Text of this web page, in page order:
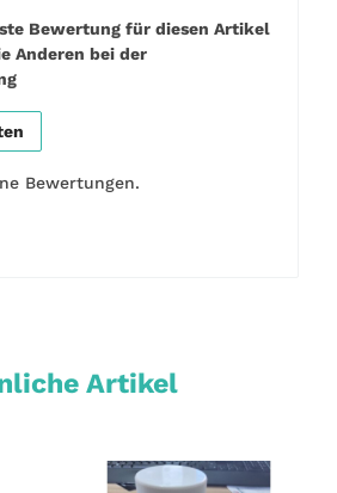
Bewertung für diesen Artikel
Anderen bei der
Bewertungen.
Artikel